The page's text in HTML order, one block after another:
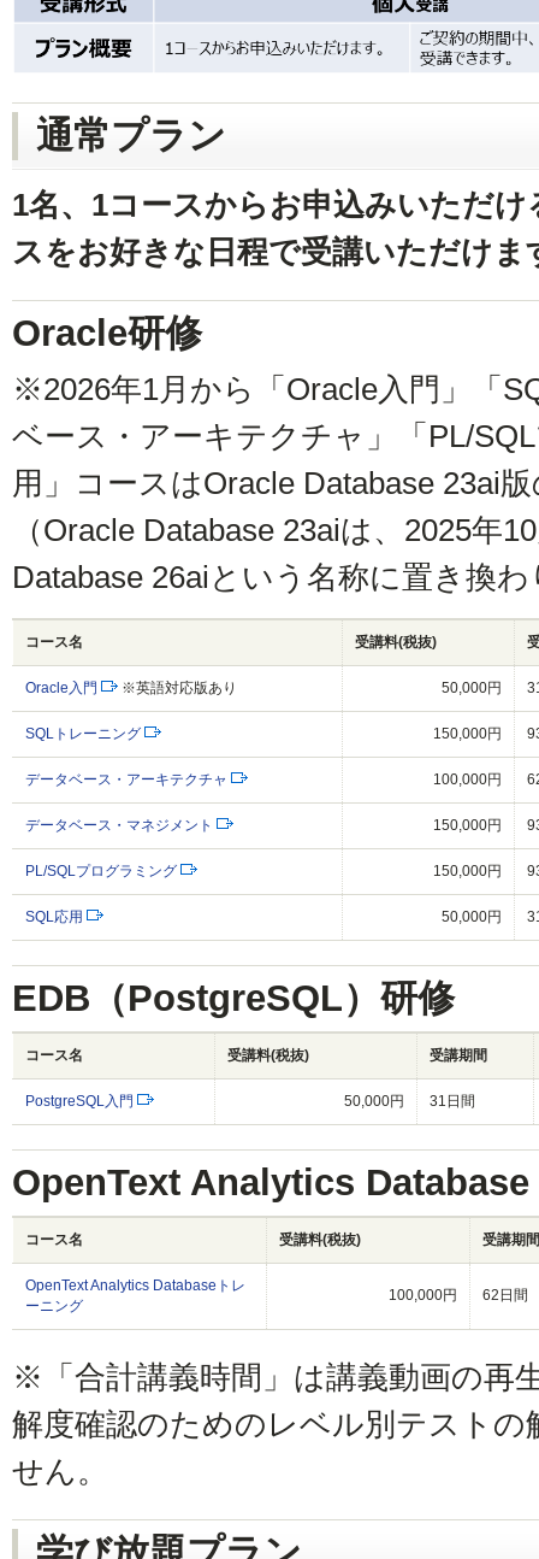
通常プラン
1名、1コースからお申込みいただ
スをお好きな日程で受講いただけま
Oracle研修
※2026年1月から「Oracle入門」「
ベース・アーキテクチャ」「PL/
用」コースはOracle Database 23ai
（Oracle Database 23aiは、2025年
Database 26aiという名称に置き換
コース名 受講料(税抜)
Oracle入門 ※英語対応版あり 50,000円
SQLトレーニング 150,000円
データベース・アーキテクチャ 100,000円
データベース・マネジメント 150,000円
PL/SQLプログラミング 150,000円
SQL応用 50,000円
EDB（PostgreSQL）研修
コース名 受講料(税抜) 受講期間
PostgreSQL入門 50,000円 31日間
OpenText Analytics
コース名 受講料(税抜) 受講期間
OpenText Analytics Databaseトレ
ーニング
100,000円 62日間
※「合計講義時間」は講義動画の再
解度確認のためのレベル別テスト
せん。